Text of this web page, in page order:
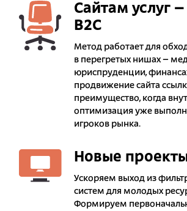
Сайтам услуг –
B2C
Метод работает для
в перегретых нишах –
юриспруденции,
продвижение сайта
преимущество, когда
оптимизация уже
игроков рынка.
Новые
Ускоряем выход из
систем для молодых
Формируем